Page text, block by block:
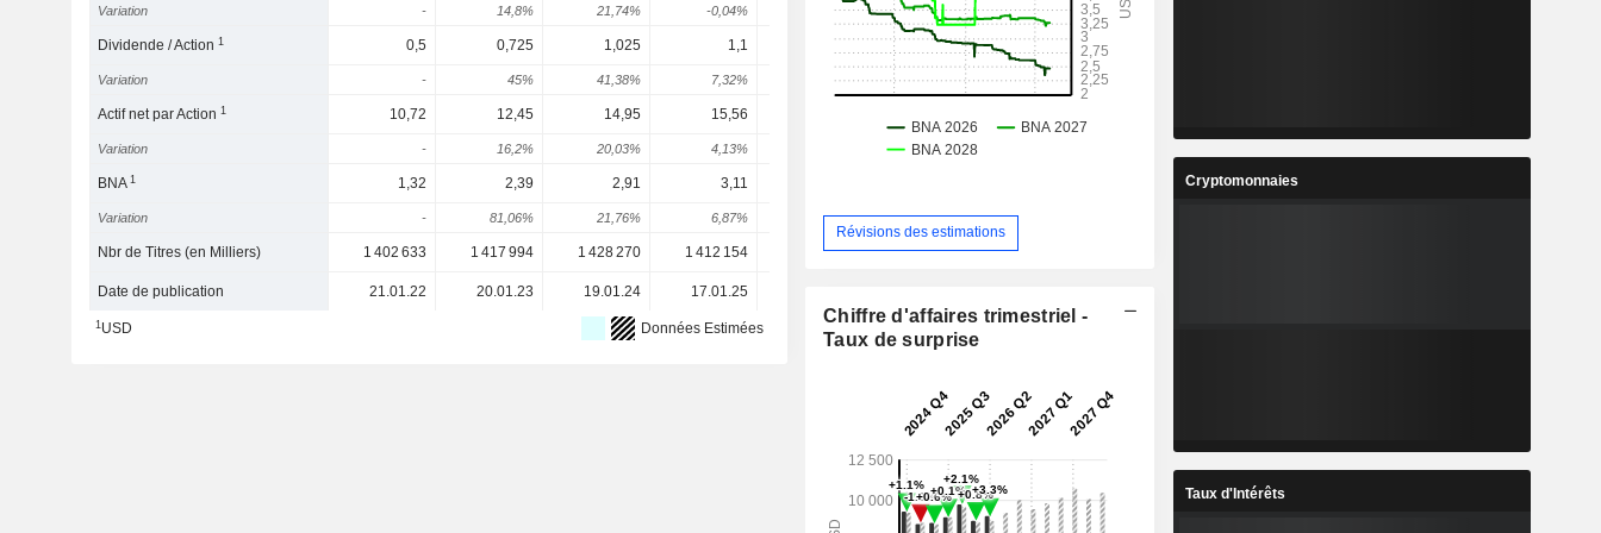
Variation - 14,8% 21,74% -0,04% -2,69% -0,69% 13,69%
Dividende / Action1 0,5 0,725 1,025 1,1 1,14 1,171 1,231
Variation - 45% 41,38% 7,32% 3,64% 2,75% 5,13%
Actif net par Action1 10,72 12,45 14,95 15,56
Variation - 16,2% 20,03% 4,13% -6,78%
BNA1 1,32 2,39 2,91 3,11
Variation - 81,06% 21,76% 6,87% -24,44% 5,13%
Nbr de Titres (en Milliers) 1 402 633 1 417 994 1 428 270 1 412 154 1 493 924 1 484 143 1 484 143
Date de publication 21.01.22 20.01.23 19.01.24 17.01.25
1USD Données Estimées
Révisions des estimations
Chiffre d'affaires trimestriel -
Taux de surprise
Cryptomonnaies
Taux d'Intérêts